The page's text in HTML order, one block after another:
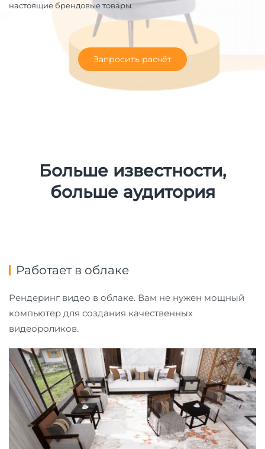
настоящие брендовые товары.
Запросить расчёт
Больше известности,
больше аудитория
Работает в облаке
Рендеринг видео в облаке. Вам не нужен мощный
компьютер для создания качественных
видеороликов.